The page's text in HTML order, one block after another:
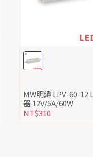
MW明緯 LPV-60-12 LED電源供應
器 12V/5A/60W
NT$310